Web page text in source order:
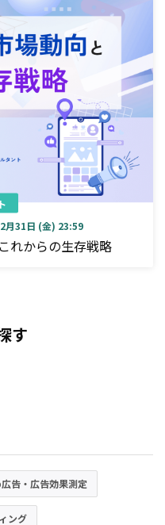
月31日 (金) 23:59
れからの生存戦略
す
告・広告効果測定
ング